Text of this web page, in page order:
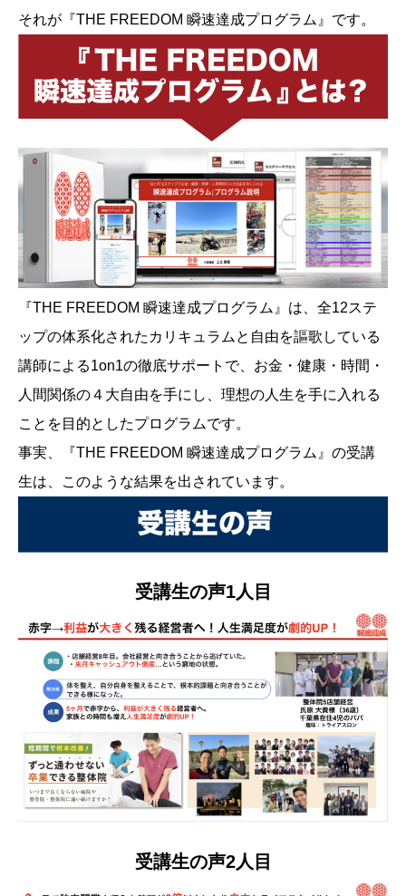
それが『THE FREEDOM 瞬速達成プログラム』です。
『THE FREEDOM 瞬速達成プログラム』は、全12ステ
ップの体系化されたカリキュラムと自由を謳歌している
講師による1on1の徹底サポートで、お金・健康・時間・
人間関係の４大自由を手にし、理想の人生を手に入れる
ことを目的としたプログラムです。
事実、『THE FREEDOM 瞬速達成プログラム』の受講
生は、このような結果を出されています。
受講生の声1人目
受講生の声2人目